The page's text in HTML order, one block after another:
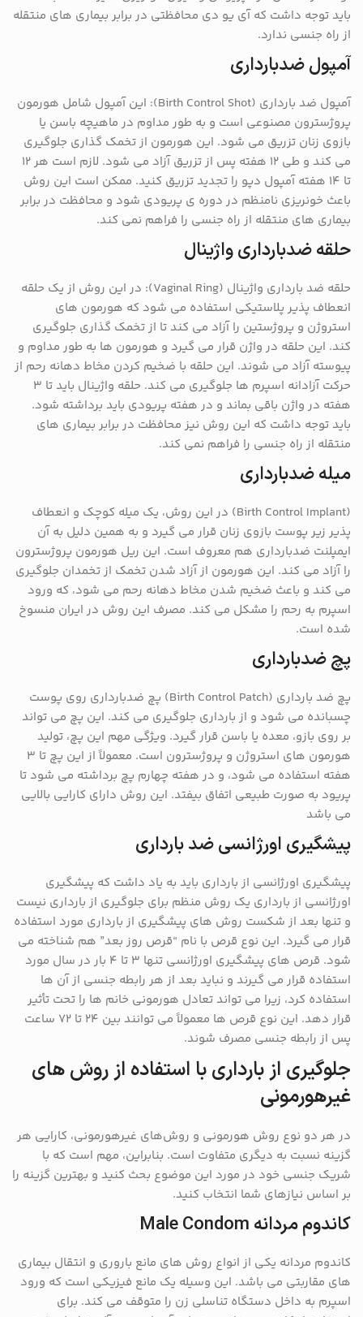
باید توجه داشت که آی یو دی محافظتی در برابر بیماری های منتقله
از راه جنسی ندارد.
آمپول ضدبارداری
آمپول ضد بارداری (Birth Control Shot): این آمپول شامل هورمون
پروژسترون مصنوعی است و به طور مداوم در ماهیچه باسن یا
بازوی زنان تزریق می شود. این هورمون از تخمک گذاری جلوگیری
می کند و طی ۱۲ هفته پس از تزریق آزاد می شود. لازم است هر ۱۲
تا ۱۴ هفته آمپول دپو را تجدید تزریق کنید. ممکن است این روش
باعث خونریزی نامنظم در دوره ی پریودی شود و محافظت در برابر
بیماری های منتقله از راه جنسی را فراهم نمی کند.
حلقه ضدبارداری واژینال
حلقه ضد بارداری واژینال (Vaginal Ring): در این روش از یک حلقه
انعطاف پذیر پلاستیکی استفاده می شود که هورمون های
استروژن و پروژستین را آزاد می کند تا از تخمک گذاری جلوگیری
کند. این حلقه در واژن قرار می گیرد و هورمون ها به طور مداوم و
پیوسته آزاد می شوند. این حلقه با ضخیم کردن مخاط دهانه رحم از
حرکت آزادانه اسپرم ها جلوگیری می کند. حلقه واژینال باید تا ۳
هفته در واژن باقی بماند و در هفته پریودی باید برداشته شود.
باید توجه داشت که این روش نیز محافظت در برابر بیماری های
منتقله از راه جنسی را فراهم نمی کند.
میله ضدبارداری
(Birth Control Implant) در این روش، یک میله کوچک و انعطاف
پذیر زیر پوست بازوی زنان قرار می گیرد و به همین دلیل به آن
ایمپلنت ضدبارداری هم معروف است. این ریل هورمون پروژسترون
را آزاد می کند. این هورمون از آزاد شدن تخمک از تخمدان جلوگیری
می کند و باعث ضخیم شدن مخاط دهانه رحم می شود، که ورود
اسپرم به رحم را مشکل می کند. مصرف این روش در ایران منسوخ
شده است.
پچ ضدبارداری
پچ ضد بارداری (Birth Control Patch) پچ ضدبارداری روی پوست
چسبانده می شود و از بارداری جلوگیری می کند. این پچ می تواند
بر روی بازو، معده یا باسن قرار گیرد. ویژگی مهم این پچ، تولید
هورمون های استروژن و پروژسترون است. معمولاً از این پچ تا ۳
هفته استفاده می شود، و در هفته چهارم پچ برداشته می شود تا
پریود به صورت طبیعی اتفاق بیفتد. این روش دارای کارایی بالایی
می باشد
پیشگیری اورژانسی ضد بارداری
پیشگیری اورژانسی از بارداری باید به یاد داشت که پیشگیری
اورژانسی از بارداری یک روش منظم برای جلوگیری از بارداری نیست
و تنها بعد از شکست روش های پیشگیری از بارداری مورد استفاده
قرار می گیرد. این نوع قرص با نام “قرص روز بعد” هم شناخته می
شود. قرص های پیشگیری اورژانسی تنها ۳ تا ۴ بار در سال مورد
استفاده قرار می گیرند و نباید بعد از هر رابطه جنسی از آن ها
استفاده کرد، زیرا می تواند تعادل هورمونی خانم ها را تحت تأثیر
قرار دهد. این نوع قرص ها معمولاً می توانند بین ۲۴ تا ۷۲ ساعت
پس از رابطه جنسی مصرف شوند.
جلوگیری از بارداری با استفاده از روش های
غیرهورمونی
در هر دو نوع روش هورمونی و روش‌های غیرهورمونی، کارایی هر
گزینه نسبت به دیگری متفاوت است. بنابراین، مهم است که با
شریک جنسی خود در مورد این موضوع بحث کنید و بهترین گزینه را
بر اساس نیازهای شما انتخاب کنید.
کاندوم مردانه Male Condom
کاندوم مردانه یکی از انواع روش های مانع باروری و انتقال بیماری
های مقاربتی می باشد. این وسیله یک مانع فیزیکی است که ورود
اسپرم به داخل دستگاه تناسلی زن را متوقف می کند. برای